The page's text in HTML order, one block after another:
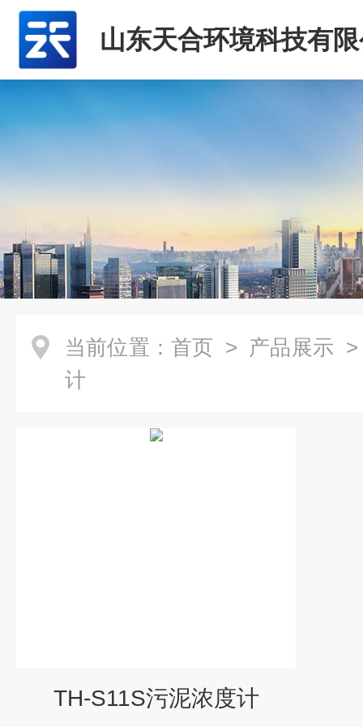
山东天合环境科技有
当前位置： 首页 > 产品展示
计
TH-S11S污泥浓度计